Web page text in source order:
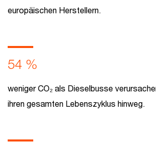
europäischen Herstellern.
54 %
weniger CO₂ als Dieselbusse
ihren gesamten Lebenszyklus hinweg.